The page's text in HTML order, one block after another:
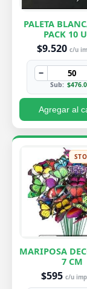
PALETA
PACK 10
$9.520 c/u
−
Sub:
Agregar al
MARIPOSA
7 CM
$595 c/u